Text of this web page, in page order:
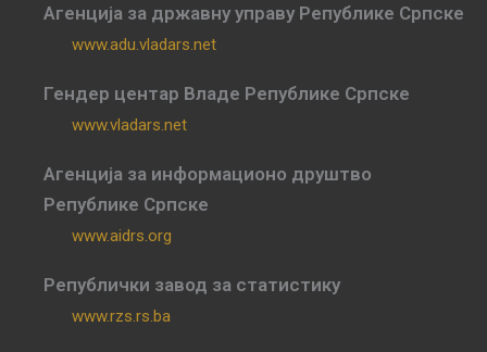
Агенција за државну управу Републике Српске
www.adu.vladars.net
Гендер центар Владе Републике Српске
www.vladars.net
Агенција за информационо друштво
Републике Српске
www.aidrs.org
Републички завод за статистику
www.rzs.rs.ba